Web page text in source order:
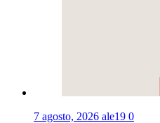
7 agosto, 2026 ale19 0